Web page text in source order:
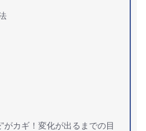
がカギ！変化が出るまでの目